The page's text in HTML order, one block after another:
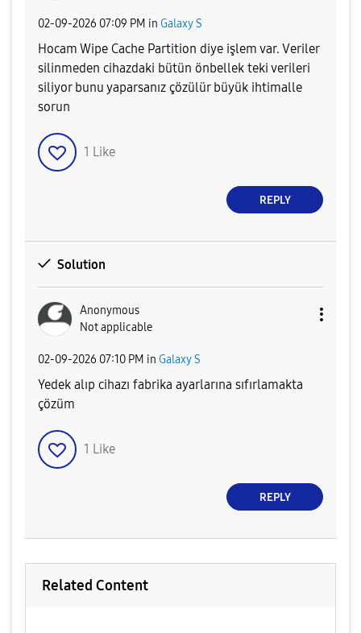
‎02-09-2026 07:09 PM in Galaxy S
Hocam Wipe Cache Partition diye işlem var. Veriler
silinmeden cihazdaki bütün önbellek teki verileri
siliyor bunu yaparsanız çözülür büyük ihtimalle
sorun
1 Like
REPLY
Solution
Anonymous
Not applicable
‎02-09-2026 07:10 PM in Galaxy S
Yedek alıp cihazı fabrika ayarlarına sıfırlamakta
çözüm
1 Like
REPLY
Related Content